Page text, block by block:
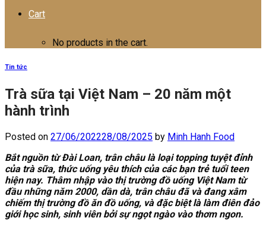
Cart
No products in the cart.
Tin tức
Trà sữa tại Việt Nam – 20 năm một
hành trình
Posted on 27/06/202228/08/2025 by Minh Hanh Food
Bắt nguồn từ Đài Loan, trân châu là loại topping tuyệt đỉnh
của trà sữa, thức uống yêu thích của các bạn trẻ tuổi teen
hiện nay. Thâm nhập vào thị trường đồ uống Việt Nam từ
đầu những năm 2000, dần dà, trân châu đã và đang xâm
chiếm thị trường đồ ăn đồ uống, và đặc biệt là làm điên đảo
giới học sinh, sinh viên bởi sự ngọt ngào vào thơm ngon.